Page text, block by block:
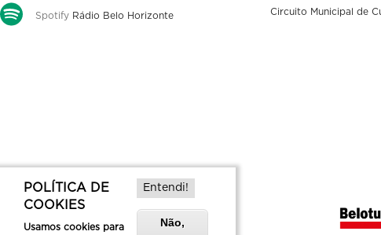
Spotify Rádio Belo Horizonte
Circuito Municipal de
POLÍTICA DE
COOKIES
Usamos cookies para
Entendi!
Não,